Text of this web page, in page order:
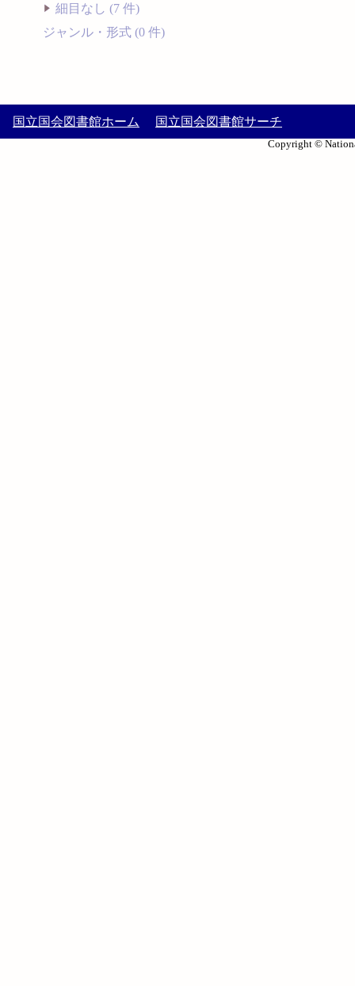
細目なし (7 件)
ジャンル・形式 (0 件)
国立国会図書館ホーム 国立国会図書館サーチ
Copyright ©